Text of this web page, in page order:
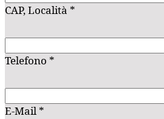
CAP, Località *
Telefono *
E-Mail *